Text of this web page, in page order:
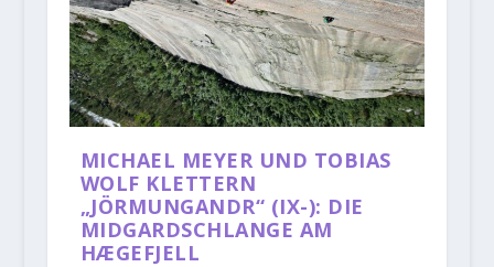
MICHAEL MEYER UND TOBIAS
WOLF KLETTERN
„JÖRMUNGANDR“ (IX-): DIE
MIDGARDSCHLANGE AM
HÆGEFJELL